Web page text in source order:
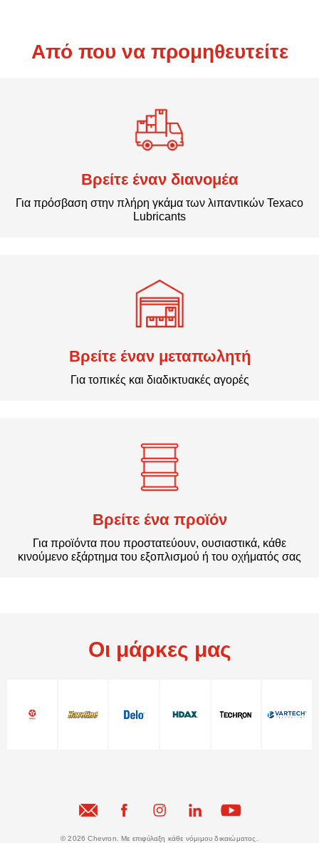
Από που να προμηθευτείτε
Βρείτε έναν διανομέα
Για πρόσβαση στην πλήρη γκάμα των λιπαντικών Texaco
Lubricants
Βρείτε έναν μεταπωλητή
Για τοπικές και διαδικτυακές αγορές
Βρείτε ένα προϊόν
Για προϊόντα που προστατεύουν, ουσιαστικά, κάθε
κινούμενο εξάρτημα του εξοπλισμού ή του οχήματός σας
Οι μάρκες μας
© 2026 Chevron. Με επιφύλαξη κάθε νόμιμου δικαιώματος.